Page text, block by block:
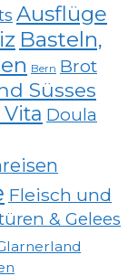
Ausflüge
Basteln,
Bern Brot
Süsses
Doula
Fleisch und
& Gelees